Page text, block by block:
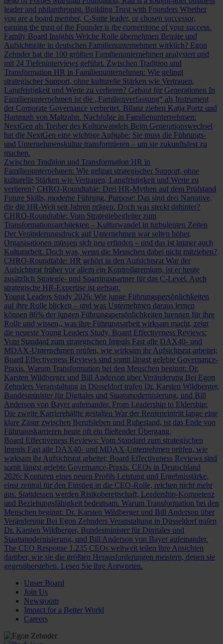
leader and philanthropist. Building Trust with Founders Whether
you are a board member, C-Suite leader, or chosen successor,
earning the trust of the Founder is the cornerstone of your success.
Family Board Insights Welche Rolle übernehmen Beiräte und
Aufsichtsräte in deutschen Familienunternehmen wirklich? Egon
Zehnder hat die 100 größten Familienunternehmen analysiert und
mit 24 Tiefeninterviews geführt. Zwischen Tradition und
Transformation HR in Familienunternehmen: Wie gelingt
strategischer Support, ohne kulturelle Stärken wie Vertrauen,
Langfristigkeit und Werte zu verlieren? Gebaut für Generationen In
Familienunternehmen ist die „Familienverfassung“ als Instrument
der Corporate Governance verbreitet. Bilanz ziehen Katja Portz und
Hartmuth von Maltzahn. Nachfolge in Familienunternehmen:
NextGen als Treiber des Kulturwandels Beim Generationswechsel
hat die NextGen eine wichtige Aufgabe: Sie muss die Führungs-
und Unternehmenskultur transformieren – um sie zukunftsfest zu
machen.
Zwischen Tradition und Transformation HR in
Familienunternehmen: Wie gelingt strategischer Support, ohne
kulturelle Stärken wie Vertrauen, Langfristigkeit und Werte zu
verlieren? CHRO-Roundtable: Drei HR-Mythen auf dem Prüfstand
Future Skills, moderne Führung, Purpose: Das sind drei Narrative,
die die HR-Welt seit Jahren prägen. Doch was steckt dahinter?
CHRO-Roundtable: Vom Strategiebegleiter zum
Transformationsarchitekten – Kulturwandel in turbulenten Zeiten
Der Veränderungsdruck auf Unternehmen war selten höher,
Organisationen müssen sich neu erfinden – und das ist immer auch
Kulturarbeit. Doch was, wenn die Menschen dabei nicht mitziehen?
CHRO-Roundtable: HR gehört in den Aufsichtsrat War der
Aufsichtsrat früher vor allem ein Kontrollgremium, ist er heute
zusätzlich Strategie- und Sparringspartner für das C-Level. Auch
strategische HR-Expertise ist gefragt.
Young Leaders Study 2026: Wie junge Führungspersönlichkeiten
auf ihre Rolle blicken – und was Unternehmen daraus lernen
können 86% der jungen Führungspersönlichkeiten brennen für ihre
Rolle und wissen,, was ihre Führungsarbeit wirksam macht, zeigt
die neueste Young Leaders Study. Board Effectiveness Reviews:
Vom Standard zum strategischen Impuls Fast alle DAX40- und
MDAX-Unternehmen prüfen, wie wirksam ihr Aufsichtsrat arbeitet;
Board Effectiveness Reviews sind somit längst gelebte Governance-
Praxis. Warum Transformation bei den Menschen beginnt: Dr.
Karsten Wildberger und Bill Anderson über Veränderung Bei Egon
Zehnders Veranstaltung in Düsseldorf trafen Dr. Karsten Wildberger,
Bundesminister für Digitales und Staatsmodernisierung, und Bill
Anderson von Bayer aufeinander. From Leadership to Eldership:
Die zweite Karrierehälfte gestalten War der Renteneintritt lange eine
klare Zäsur zwischen Berufsleben und Ruhestand, ist das Ende von
Führungskarrieren heute oft ein fließender Übergang.
Board Effectiveness Reviews: Vom Standard zum strategischen
Impuls Fast alle DAX40- und MDAX-Unternehmen prüfen, wie
wirksam ihr Aufsichtsrat arbeitet; Board Effectiveness Reviews sind
somit längst gelebte Governance-Praxis. CEOs in Deutschland
2026: Konturen eines neuen Profils Leistung und Ergebnisstärke,
einst zentral für den Einstieg in die CEO-Rolle, reichen nicht mehr
aus. Stattdessen werden Risikobereitschaft, Leadership-Kompetenz
und Beziehungsfähigkeit bedeutsam. Warum Transformation bei den
Menschen beginnt: Dr. Karsten Wildberger und Bill Anderson über
Veränderung Bei Egon Zehnders Veranstaltung in Düsseldorf trafen
Dr. Karsten Wildberger, Bundesminister für Digitales und
Staatsmodernisierung, und Bill Anderson von Bayer aufeinander.
The CEO Response 1.235 CEOs weltweit teilen ihre Ansichten
darüber, wie sie die größten Herausforderungen meistern, denen sie
gegenüberstehen. Lesen Sie ihre Antworten.
Unser Board
Join Us
Newsroom
Impact for a Better World
Careers